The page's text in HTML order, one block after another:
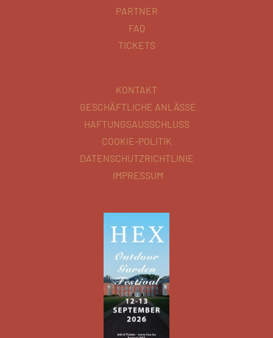
PARTNER
FAQ
TICKETS
KONTAKT
GESCHÄFTLICHE ANLÄSSE
HAFTUNGSAUSSCHLUSS
COOKIE-POLITIK
DATENSCHUTZRICHTLINIE
IMPRESSUM